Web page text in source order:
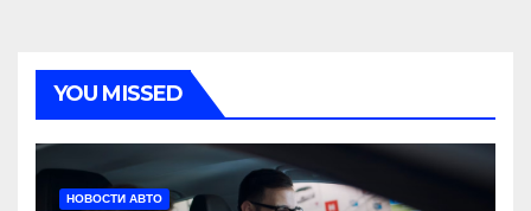
YOU MISSED
НОВОСТИ АВТО